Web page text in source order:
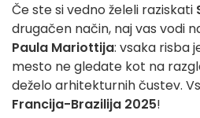
Če ste si vedno želeli raziskati
drugačen način, naj vas vodi
Paula Mariottija: vsaka risba
mesto ne gledate kot na
deželo arhitekturnih čustev.
Francija-Brazilija 2025!